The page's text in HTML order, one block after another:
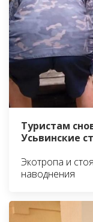
Туристам
Усьвинские
Экотропа и
наводнения